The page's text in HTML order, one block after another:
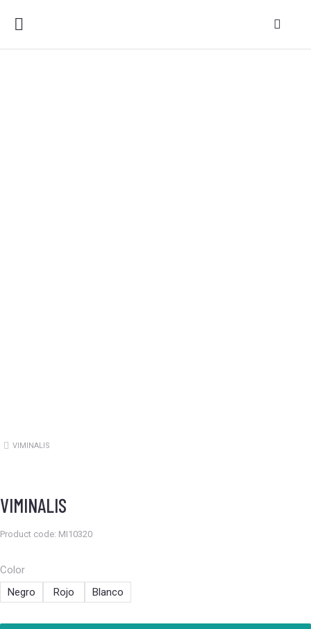
Estás aquí:
VIMINALIS
VIMINALIS
Product code: MI10320
Color
Negro
Rojo Blanco